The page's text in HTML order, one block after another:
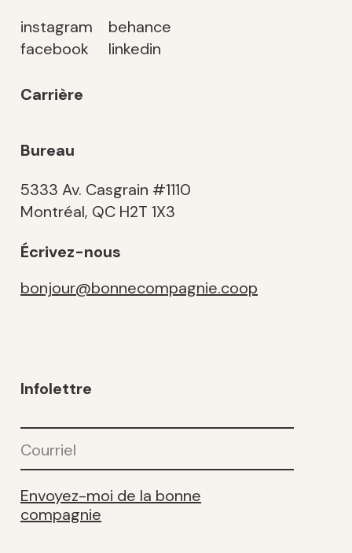
instagram
behance
facebook
linkedin
Carrière
Bureau
5333 Av. Casgrain #1110
Montréal, QC H2T 1X3
Écrivez-nous
bonjour@bonnecompagnie.coop
Infolettre
Courriel
(Nécessaire)